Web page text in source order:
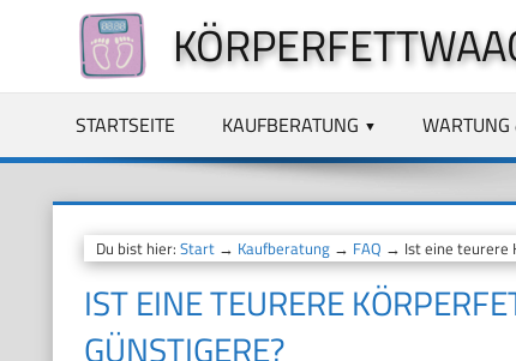
springen
STARTSEITE KAUFBERATUNG WARTUNG
Du bist hier: Start→ Kaufberatung→ FAQ → Ist eine teurere
IST EINE TEURERE
GÜNSTIGERE?